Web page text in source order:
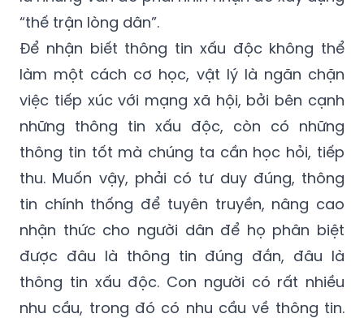
“thế trận lòng dân”.
Để nhận biết thông tin xấu độc không thể
làm một cách cơ học, vật lý là ngăn chặn
việc tiếp xúc với mạng xã hội, bởi bên cạnh
những thông tin xấu độc, còn có những
thông tin tốt mà chúng ta cần học hỏi, tiếp
thu. Muốn vậy, phải có tư duy đúng, thông
tin chính thống để tuyên truyền, nâng cao
nhận thức cho người dân để họ phân biệt
được đâu là thông tin đúng đắn, đâu là
thông tin xấu độc. Con người có rất nhiều
nhu cầu, trong đó có nhu cầu về thông tin.